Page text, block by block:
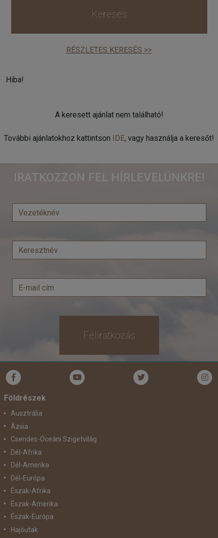
Keresés
RÉSZLETES KERESÉS >>
Hiba!
A keresett ajánlat nem található!
További ajánlatokhoz kattintson IDE, vagy használja a keresőt!
IRATKOZZON FEL HÍRLEVELÜNKRE!
Feliratkozás
Földrészek
Ausztrália
Ázsia
Csendes-Óceáni Szigetvilág
Dél-Afrika
Dél-Amerika
Dél-Európa
Észak-Afrika
Észak-Amerika
Észak-Európa
Hajóutak